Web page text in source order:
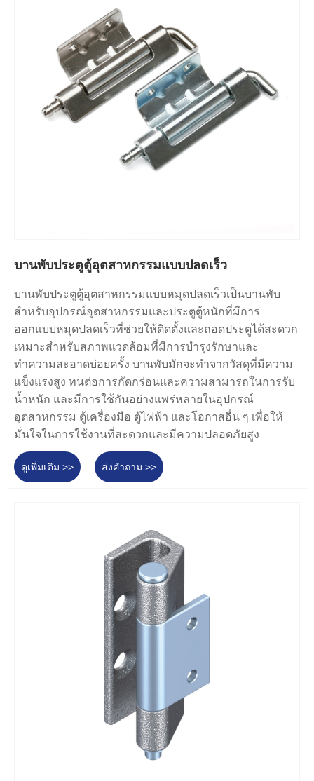
บานพับประตูตู้อุตสาหกรรมแบบปลดเร็ว
บานพับประตูตู้อุตสาหกรรมแบบหมุดปลดเร็วเป็นบานพับ
สำหรับอุปกรณ์อุตสาหกรรมและประตูตู้หนักที่มีการ
ออกแบบหมุดปลดเร็วที่ช่วยให้ติดตั้งและถอดประตูได้สะดวก
เหมาะสำหรับสภาพแวดล้อมที่มีการบำรุงรักษาและ
ทำความสะอาดบ่อยครั้ง บานพับมักจะทำจากวัสดุที่มีความ
แข็งแรงสูง ทนต่อการกัดกร่อนและความสามารถในการรับ
น้ำหนัก และมีการใช้กันอย่างแพร่หลายในอุปกรณ์
อุตสาหกรรม ตู้เครื่องมือ ตู้ไฟฟ้า และโอกาสอื่น ๆ เพื่อให้
มั่นใจในการใช้งานที่สะดวกและมีความปลอดภัยสูง
ดูเพิ่มเติม >> ส่งคำถาม >>